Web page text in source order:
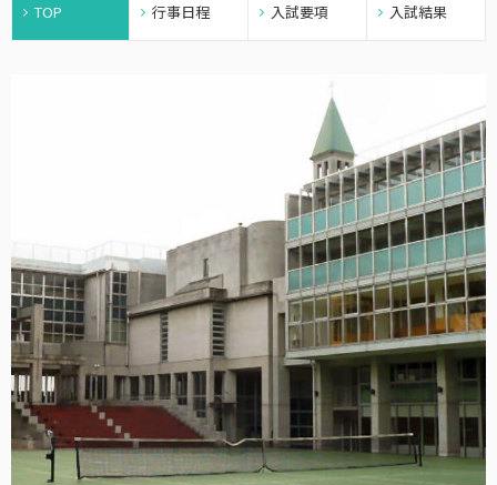
TOP 行事日程 入試要項 入試結果